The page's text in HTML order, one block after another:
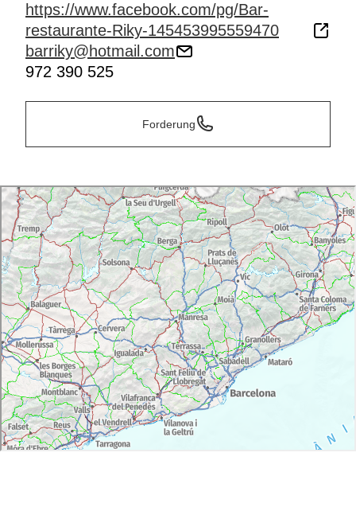
https://www.facebook.com/pg/Bar-
restaurante-Riky-145453995559470
barriky@hotmail.com
972 390 525
Forderung